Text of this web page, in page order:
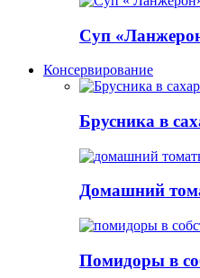
Суп
Консервирование
Брусника в
Домашний
Помидоры в